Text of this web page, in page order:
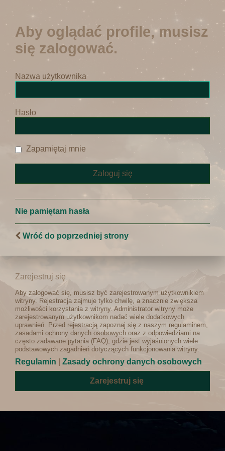
Aby oglądać profile, musisz
się zalogować.
Nazwa użytkownika
Hasło
Zapamiętaj mnie
Nie pamiętam hasła
Wróć do poprzedniej strony
Zarejestruj się
Aby zalogować się, musisz być zarejestrowanym użytkownikiem
witryny. Rejestracja zajmuje tylko chwilę, a znacznie zwiększa
możliwości korzystania z witryny. Administrator witryny może
zarejestrowanym użytkownikom nadać wiele dodatkowych
uprawnień. Przed rejestracją zapoznaj się z naszym regulaminem,
zasadami ochrony danych osobowych oraz z odpowiedziami na
często zadawane pytania (FAQ), gdzie jest wyjaśnionych wiele
podstawowych zagadnień dotyczących funkcjonowania witryny.
Regulamin Zasady ochrony danych osobowych
Zarejestruj się